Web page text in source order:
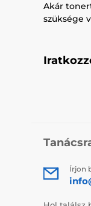
Akár
szüksége
Írjon